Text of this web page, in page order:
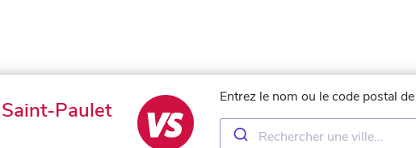
Paulet
Entrez le nom ou le code postal